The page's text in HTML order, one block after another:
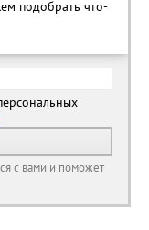
подобрать что-
с вами и поможет